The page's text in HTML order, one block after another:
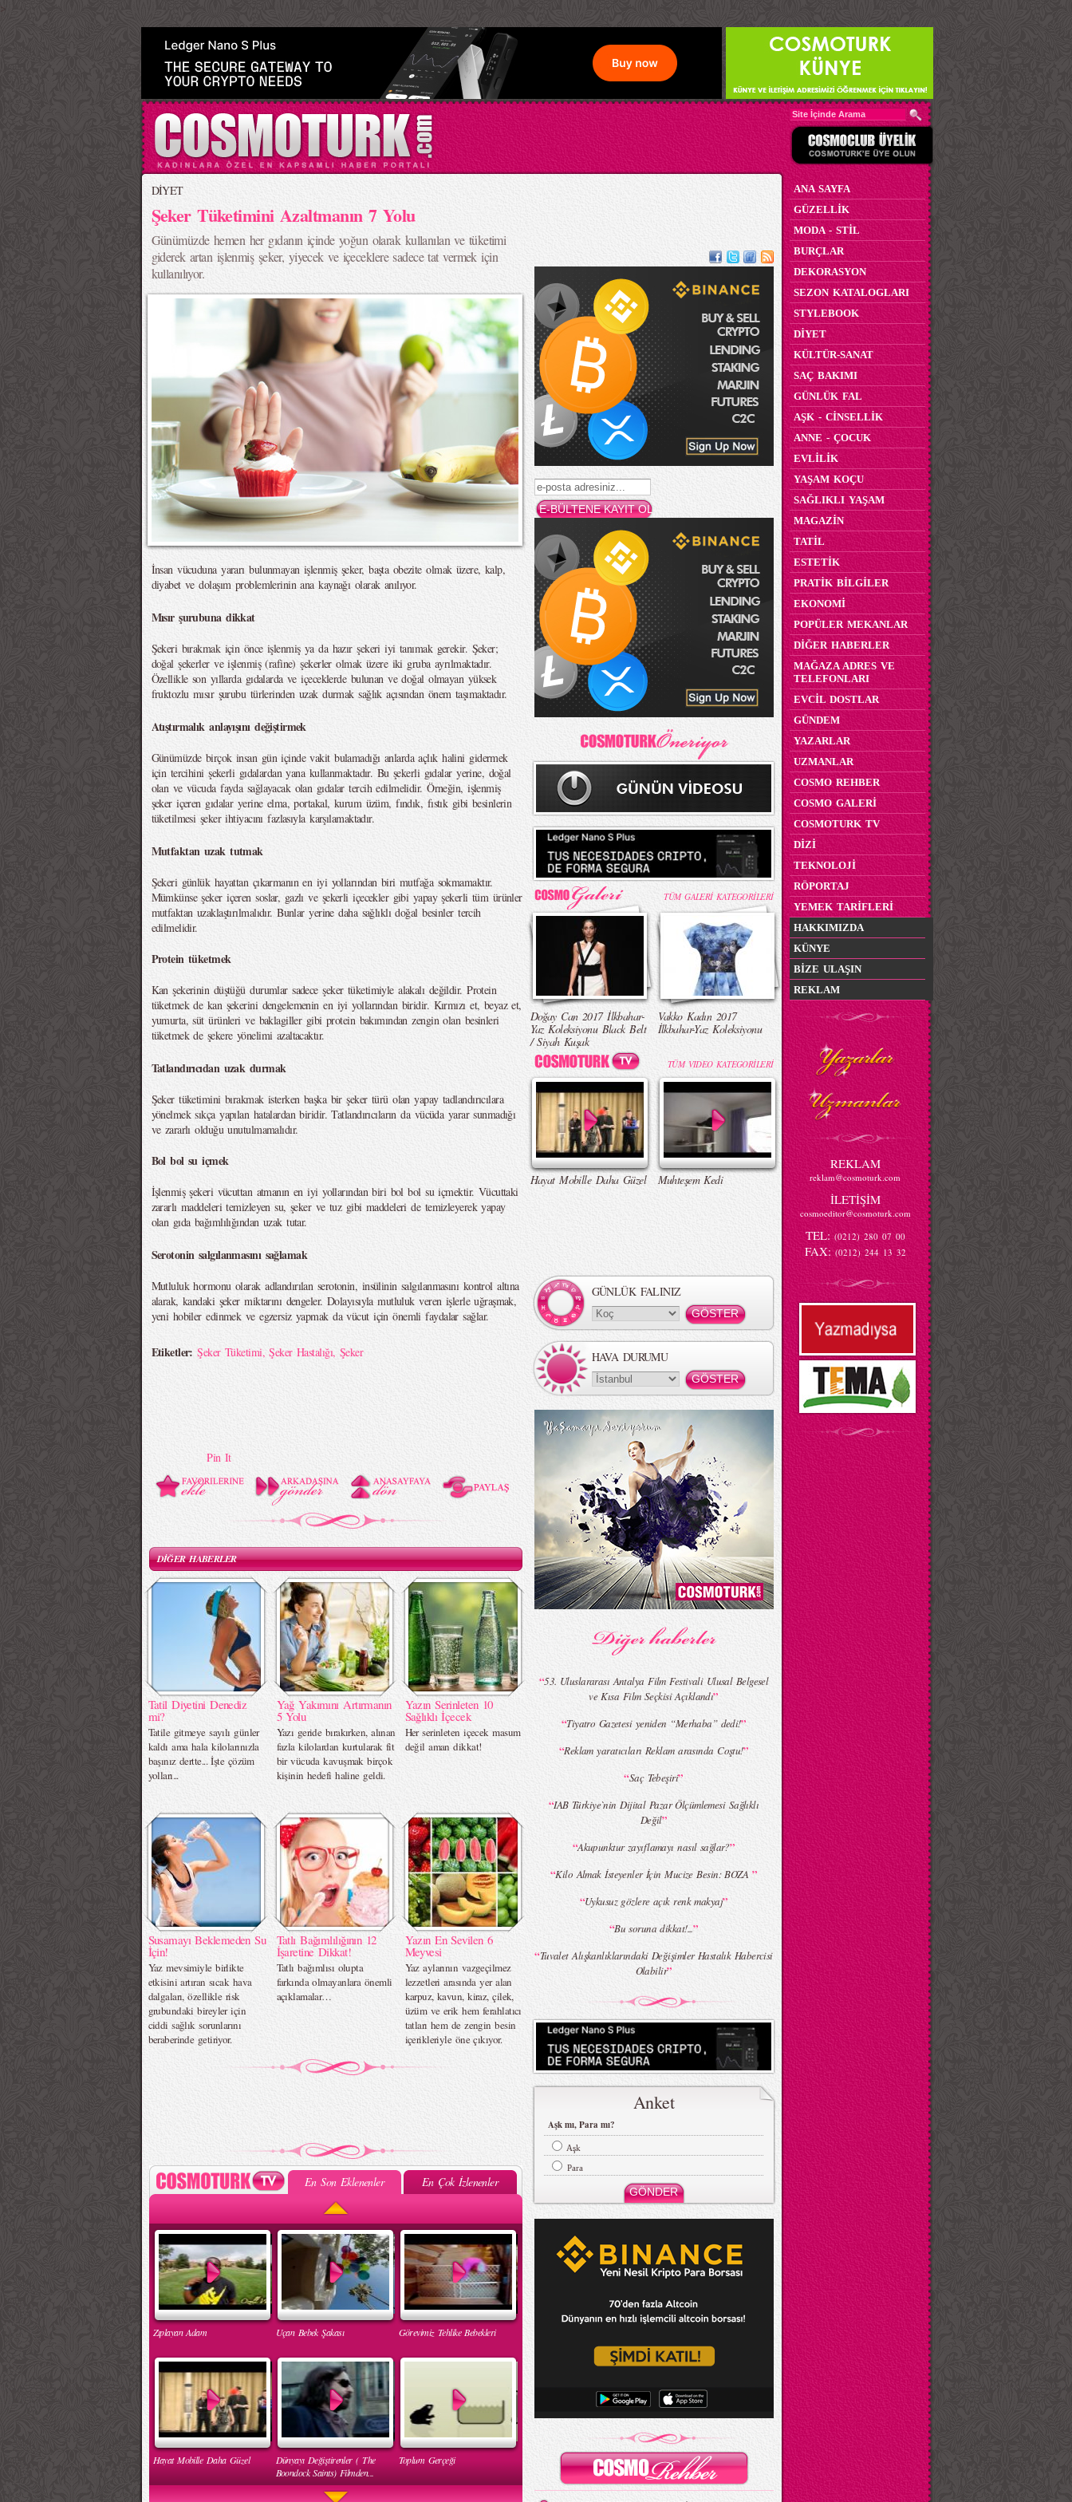
>
DİYET
Şeker Tüketimini Azaltmanın 7 Yolu
Günümüzde hemen her gıdanın içinde yoğun olarak kullanılan ve tüketimi
giderek artan işlenmiş şeker, yiyecek ve içeceklere sadece tat vermek için
kullanılıyor.
İnsan vücuduna yararı bulunmayan işlenmiş şeker, başta obezite olmak üzere, kalp,
diyabet ve dolaşım problemlerinin ana kaynağı olarak anılıyor.
Mısır şurubuna dikkat
Şekeri bırakmak için önce işlenmiş ya da hazır şekeri iyi tanımak gerekir. Şeker;
doğal şekerler ve işlenmiş (rafine) şekerler olmak üzere iki gruba ayrılmaktadır.
Özellikle son yıllarda gıdalarda ve içeceklerde bulunan ve doğal olmayan yüksek
fruktozlu mısır şurubu türlerinden uzak durmak sağlık açısından önem taşımaktadır.
Atıştırmalık anlayışını değiştirmek
Günümüzde birçok insan gün içinde vakit bulamadığı anlarda açlık halini gidermek
için tercihini şekerli gıdalardan yana kullanmaktadır. Bu şekerli gıdalar yerine, doğal
olan ve vücuda fayda sağlayacak olan gıdalar tercih edilmelidir. Örneğin, işlenmiş
şeker içeren gıdalar yerine elma, portakal, kurum üzüm, fındık, fıstık gibi besinlerin
tüketilmesi şeker ihtiyacını fazlasıyla karşılamaktadır.
Mutfaktan uzak tutmak
Şekeri günlük hayattan çıkarmanın en iyi yollarından biri mutfağa sokmamaktır.
Mümkünse şeker içeren soslar, gazlı ve şekerli içecekler gibi yapay şekerli tüm ürünler
mutfaktan uzaklaştırılmalıdır. Bunlar yerine daha sağlıklı doğal besinler tercih
edilmelidir.
Protein tüketmek
Kan şekerinin düştüğü durumlar sadece şeker tüketimiyle alakalı değildir. Protein
tüketmek de kan şekerini dengelemenin en iyi yollarından biridir. Kırmızı et, beyaz et,
yumurta, süt ürünleri ve baklagiller gibi protein bakımından zengin olan besinleri
tüketmek de şekere yönelimi azaltacaktır.
Tatlandırıcıdan uzak durmak
Şeker tüketimini bırakmak isterken başka bir şeker türü olan yapay tadlandırıcılara
yönelmek sıkça yapılan hatalardan biridir. Tatlandırıcıların da vücüda yarar sunmadığı
ve zararlı olduğu unutulmamalıdır.
Bol bol su içmek
İşlenmiş şekeri vücuttan atmanın en iyi yollarından biri bol bol su içmektir. Vücuttaki
zararlı maddeleri temizleyen su, şeker ve tuz gibi maddeleri de temizleyerek yapay
olan gıda bağımlılığından uzak tutar.
Serotonin salgılanmasını sağlamak
Mutluluk hormonu olarak adlandırılan serotonin, insülinin salgılanmasını kontrol altına
alarak, kandaki şeker miktarını dengeler. Dolayısıyla mutluluk veren işlerle uğraşmak,
yeni hobiler edinmek ve egzersiz yapmak da vücut için önemli faydalar sağlar.
Etiketler:Şeker Tüketimi,Şeker Hastalığı, Şeker
Pin It
DİĞER HABERLER
Tatil Diyetini Denediz
mi?
Tatile gitmeye sayılı günler
kaldı ama hala kilolarınızla
başınız dertte... İşte çözüm
yolları...
Yağ Yakımını Artırmanın
5 Yolu
Yazı geride bırakırken, alınan
fazla kilolardan kurtularak fit
bir vücuda kavuşmak birçok
kişinin hedefi haline geldi.
Yazın Serinleten 10
Sağlıklı İçecek
Her serinleten içecek masum
değil aman dikkat!
Susamayı Beklemeden Su
İçin!
Yaz mevsimiyle birlikte
etkisini artıran sıcak hava
dalgaları, özellikle risk
grubundaki bireyler için
ciddi sağlık sorunlarını
beraberinde getiriyor.
Tatlı Bağımlılığının 12
İşaretine Dikkat!
Tatlı bağımlısı olupta
farkında olmayanlara önemli
açıklamalar…
Yazın En Sevilen 6
Meyvesi
Yaz aylarının vazgeçilmez
lezzetleri arasında yer alan
karpuz, kavun, kiraz, çilek,
üzüm ve erik hem ferahlatıcı
tatları hem de zengin besin
içerikleriyle öne çıkıyor.
En Son Eklenenler En Çok İzlenenler
Zıplayan Adam Uçan Bebek Şakası Görevimiz Tehlike Bebekleri
Hayat Mobille Daha Güzel
Dünyayı Değiştirenler ( The
Boondock Saints) Filmden...
Toplum Gerçeği
TÜM GALERİ KATEGORİLERİ
Doğay Can 2017 İlkbahar-
Yaz Koleksiyonu Black Belt
/ Siyah Kuşak
Vakko Kadın 2017
İlkbahar-Yaz Koleksiyonu
TÜM VIDEO KATEGORİLERİ
Hayat Mobille Daha Güzel Muhteşem Kedi
GÜNLÜK FALINIZ
HAVA DURUMU
“53. Uluslararası Antalya Film Festivali Ulusal Belgesel
ve Kısa Film Seçkisi Açıklandı”
“Tiyatro Gazetesi yeniden “Merhaba” dedi!”
“Reklam yaratıcıları Reklam arasında Coştu!”
“Saç Tebeşiri”
“IAB Türkiye`nin Dijital Pazar Ölçümlemesi Sağlıklı
Değil”
“Akupunktur zayıflamayı nasıl sağlar?”
“Kilo Almak İsteyenler İçin Mucize Besin: BOZA ”
“Uykusuz gözlere açık renk makyaj”
“Bu soruna dikkat!...”
“Tuvalet Alışkanlıklarındaki Değişimler Hastalık Habercisi
Olabilir”
Anket
Aşk mı, Para mı?
Aşk
Para
ANA SAYFA
GÜZELLİK
MODA - STİL
BURÇLAR
DEKORASYON
SEZON KATALOGLARI
STYLEBOOK
DİYET
KÜLTÜR-SANAT
SAÇ BAKIMI
GÜNLÜK FAL
AŞK - CİNSELLİK
ANNE - ÇOCUK
EVLİLİK
YAŞAM KOÇU
SAĞLIKLI YAŞAM
MAGAZİN
TATİL
ESTETİK
PRATİK BİLGİLER
EKONOMİ
POPÜLER MEKANLAR
DİĞER HABERLER
MAĞAZA ADRES VE
TELEFONLARI
EVCİL DOSTLAR
GÜNDEM
YAZARLAR
UZMANLAR
COSMO REHBER
COSMO GALERİ
COSMOTURK TV
DİZİ
TEKNOLOJİ
RÖPORTAJ
YEMEK TARİFLERİ
HAKKIMIZDA
KÜNYE
BİZE ULAŞIN
REKLAM
REKLAM
reklam@cosmoturk.com
İLETİŞİM
cosmoeditor@cosmoturk.com
TEL: (0212) 280 07 00
FAX: (0212) 244 13 32